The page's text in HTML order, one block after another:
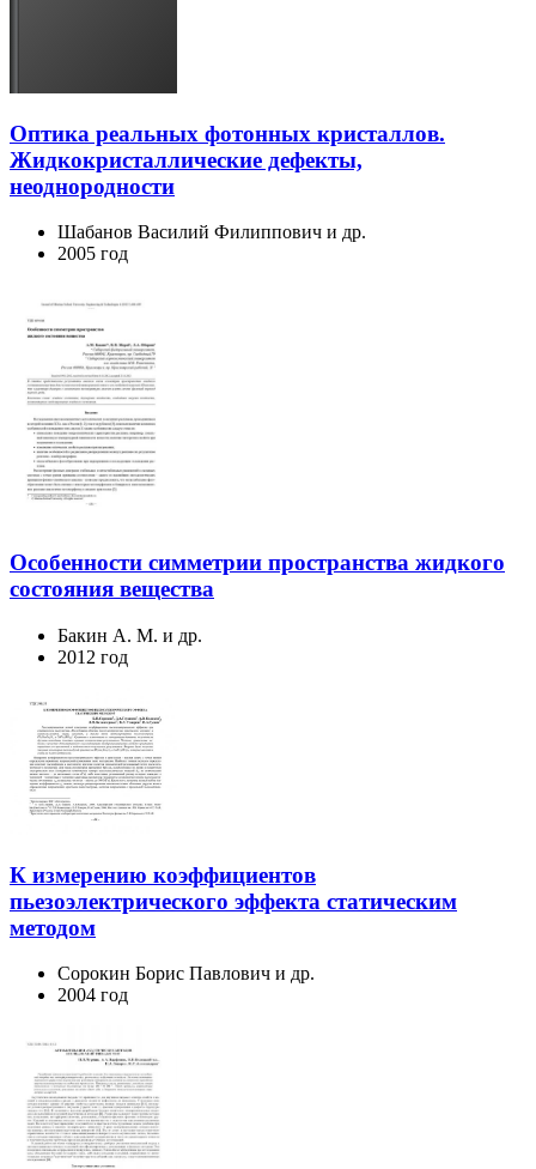
Оптика реальных фотонных кристаллов.
Жидкокристаллические дефекты,
неоднородности
Шабанов Василий Филиппович и др.
2005 год
Особенности симметрии пространства жидкого
состояния вещества
Бакин А. М. и др.
2012 год
К измерению коэффициентов
пьезоэлектрического эффекта статическим
методом
Сорокин Борис Павлович и др.
2004 год